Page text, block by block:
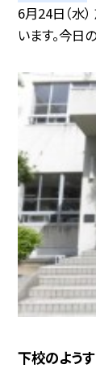
6月24日（水
います。今日
下校のようす